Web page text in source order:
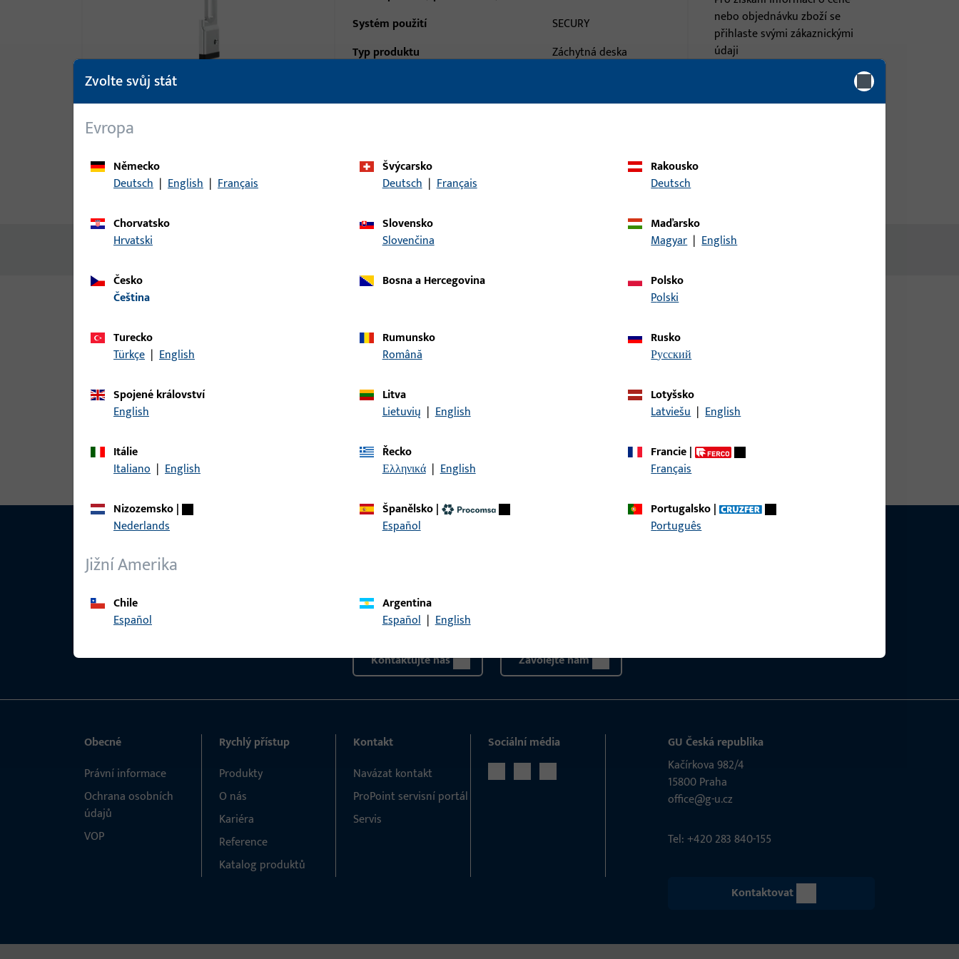
Systém použití
SECURY
Typ produktu
Záchytná deska
Hmotnost brutto
0,188 KG
Minimální objednací jednotka
nebo objednávku zboží se
přihlaste svými zákaznickými
údaji
Žádný obsah není k dispozici
Pro tento produkt jsou k dispozici následující varianty:
článek
celková délka 243 mm, Poloha drážky 12 mm, Rozměry profilu 30 x 8 x 8 x
2, Směr otvírání – doraz Levý
KONTAKT
Náš servisní tým vám rád pomůže se všemi dotazy týkajícími se produktů, aplikací a projektů. Stačí nás
kontaktovat telefonicky nebo e-mailem.
Kontaktujte nás Zavolejte nám
Zvolte svůj stát
Evropa
Německo
Deutsch | English | Français
Švýcarsko
Deutsch | Français
Rakousko
Deutsch
Chorvatsko
Hrvatski
Slovensko
Slovenčina
Maďarsko
Magyar | English
Česko
čeština
Bosna a Hercegovina
Polsko
Polski
Turecko
Türkçe | English
Rumunsko
Română
Rusko
русский
Spojené království
English
Litva
Lietuvių | English
Lotyšsko
Latviešu | English
Itálie
Italiano | English
Řecko
Ελληνικά | English
Francie|
Français
Nizozemsko|
Nederlands
Španělsko|
Español
Portugalsko|
Português
Jižní Amerika
Chile
Español
Argentina
Español | English
Obecné
Právní informace
Ochrana osobních
údajů
VOP
Rychlý přístup
Produkty
O nás
Kariéra
Reference
Katalog produktů
Kontakt
Navázat kontakt
ProPoint servisní portál
Servis
Sociální média
GU Česká republika
Kačírkova 982/4
15800 Praha
office@g-u.cz
Tel: +420 283 840-155
Kontaktovat